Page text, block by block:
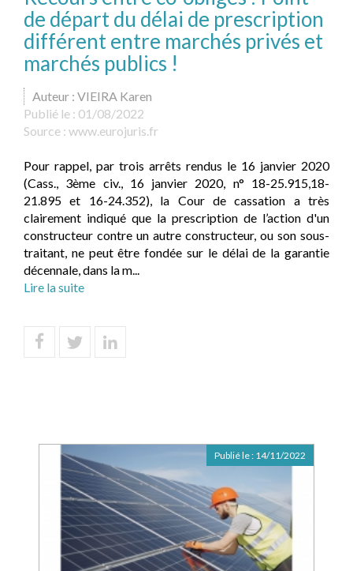
de départ du délai de prescription
différent entre marchés privés et
marchés publics !
Auteur : VIEIRA Karen
Publié le : 01/08/2022
Source : www.eurojuris.fr
Pour rappel, par trois arrêts rendus le 16 janvier 2020
(Cass., 3ème civ., 16 janvier 2020, n° 18-25.915,18-
21.895 et 16-24.352), la Cour de cassation a très
clairement indiqué que la prescription de l’action d'un
constructeur contre un autre constructeur, ou son sous-
traitant, ne peut être fondée sur le délai de la garantie
décennale, dans la m...
Lire la suite
Publié le : 14/11/2022